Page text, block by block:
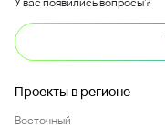
Проекты в регионе
Восточный